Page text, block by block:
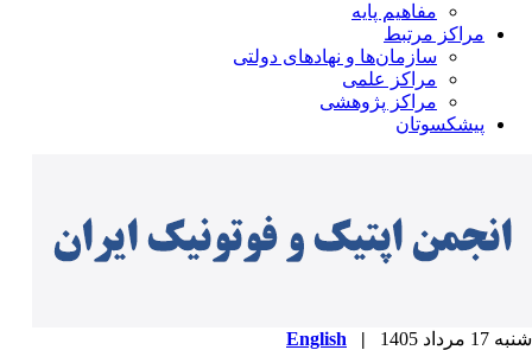
مفاهیم پایه
مراکز مرتبط
سازمان‌ها و نهادهای دولتی
مراکز علمی
مراکز پژوهشی
پیشکسوتان
مرداد 1405 |
English